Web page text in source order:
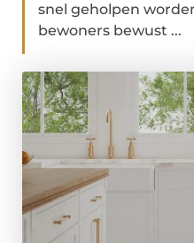
snel geholpen
bewoners bewust ...